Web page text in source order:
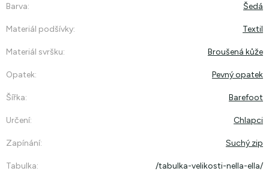
Barva: Šedá
Materiál podšívky: Textil
Materiál svršku: Broušená kůže
Opatek: Pevný opatek
Šířka: Barefoot
Určení: Chlapci
Zapínání: Suchý zip
Tabulka: /tabulka-velikosti-nella-ella/